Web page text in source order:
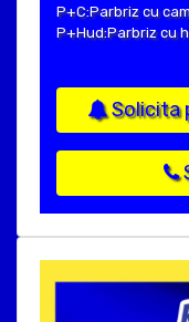
P+C:Parbriz cu
P+Hud:Parbriz cu
Solicita